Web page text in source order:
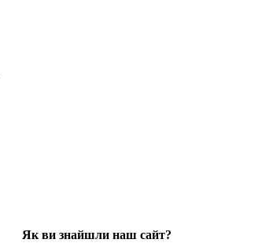
Як ви знайшли наш сайт?